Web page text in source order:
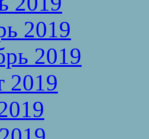
2019
2019
2019